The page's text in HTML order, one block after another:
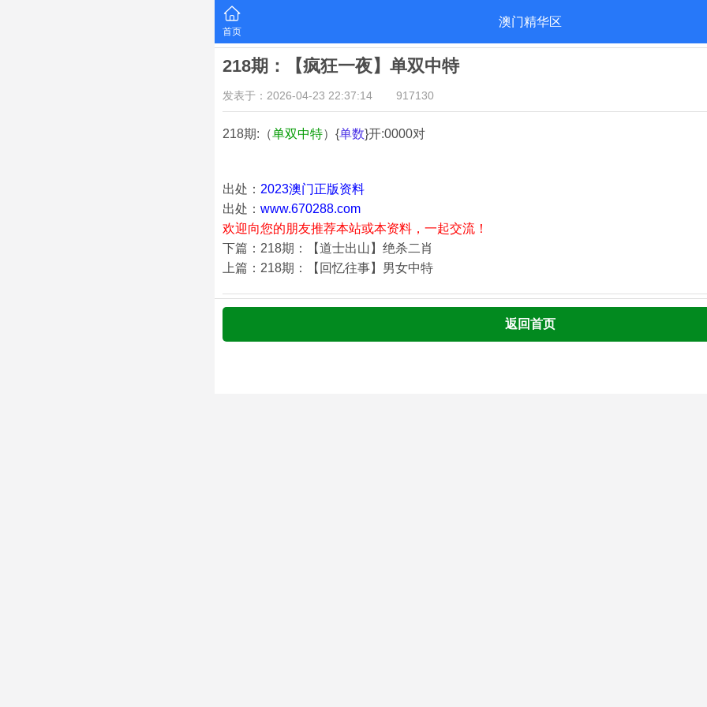
首页
澳门精华区
218期：【疯狂一夜】单双中特
发表于：2026-04-23 22:37:14 917130
218期:（单双中特）{单数}开:0000对
出处： 2023澳门正版资料
出处： www.670288.com
欢迎向您的朋友推荐本站或本资料，一起交流！
下篇：218期：【道士出山】绝杀二肖
上篇：218期：【回忆往事】男女中特
返回首页